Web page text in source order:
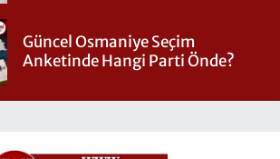
Güncel Osmaniye Seçim
Anketinde Hangi Parti Önde?